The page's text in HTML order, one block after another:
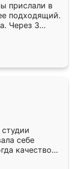
прислали в
подходящий.
Через 3
Остались
себе
качеством
уже почти